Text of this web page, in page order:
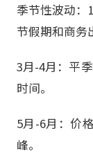
季节性波动：
节假期和商务
3月-4月：平
时间。
5月-6月：价
峰。